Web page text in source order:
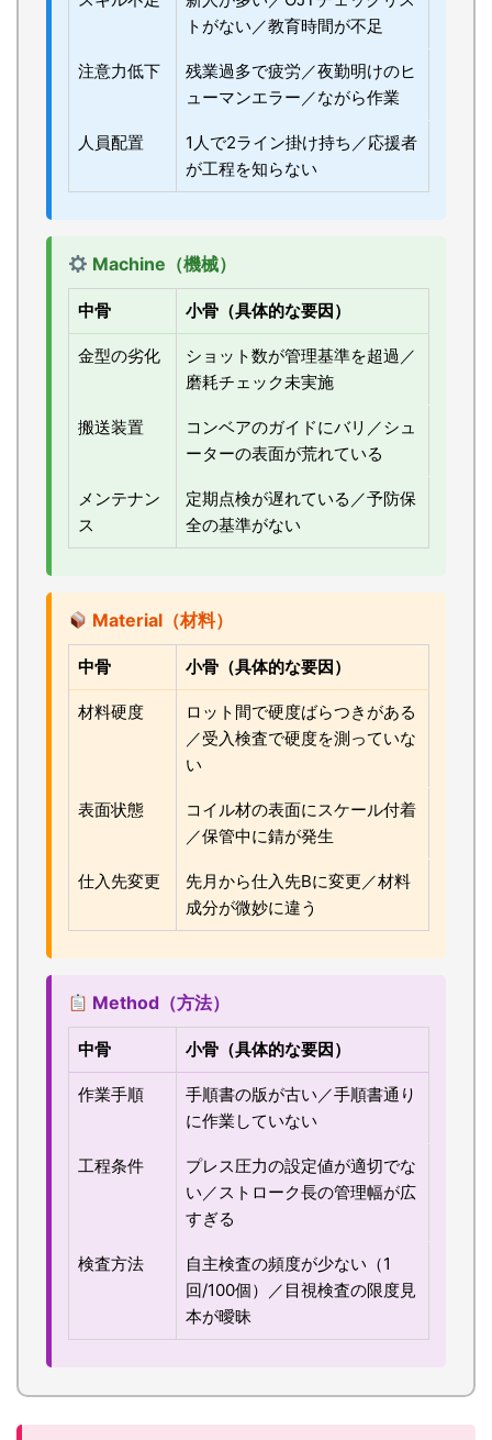
トがない／教育時間が不足
注意力低下
残業過多で疲労／夜勤明けのヒ
ューマンエラー／ながら作業
人員配置
1人で2ライン掛け持ち／応援者
が工程を知らない
Machine（機械）
中骨 小骨（具体的な要因）
金型の劣化
ショット数が管理基準を超過／
磨耗チェック未実施
搬送装置
コンベアのガイドにバリ／シュ
ーターの表面が荒れている
メンテナン
ス
定期点検が遅れている／予防保
全の基準がない
Material（材料）
中骨 小骨（具体的な要因）
材料硬度
ロット間で硬度ばらつきがある
／受入検査で硬度を測っていな
い
表面状態
コイル材の表面にスケール付着
／保管中に錆が発生
仕入先変更
先月から仕入先Bに変更／材料
成分が微妙に違う
Method（方法）
中骨 小骨（具体的な要因）
作業手順
手順書の版が古い／手順書通り
に作業していない
工程条件
プレス圧力の設定値が適切でな
い／ストローク長の管理幅が広
すぎる
検査方法
自主検査の頻度が少ない（1
回/100個）／目視検査の限度見
本が曖昧